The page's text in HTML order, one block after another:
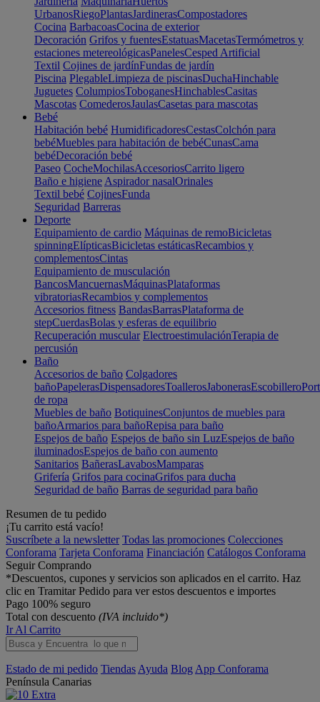
UrbanosRiegoPlantasJardinerasCompostadores
Cocina BarbacoasCocina de exterior
Decoración Grifos y fuentesEstatuasMacetasTermómetros y
estaciones metereológicasPanelesCesped Artificial
Textil Cojines de jardínFundas de jardín
Piscina PlegableLimpieza de piscinasDuchaHinchable
Juguetes ColumpiosToboganesHinchablesCasitas
Mascotas ComederosJaulasCasetas para mascotas
Bebé
Habitación bebé HumidificadoresCestasColchón para
bebéMuebles para habitación de bebéCunasCama
bebéDecoración bebé
Paseo CocheMochilasAccesoriosCarrito ligero
Baño e higiene Aspirador nasalOrinales
Textil bebé CojinesFunda
Seguridad Barreras
Deporte
Equipamiento de cardio Máquinas de remoBicicletas
spinningElípticasBicicletas estáticasRecambios y
complementosCintas
Equipamiento de musculación
BancosMancuernasMáquinasPlataformas
vibratoriasRecambios y complementos
Accesorios fitness BandasBarrasPlataforma de
stepCuerdasBolas y esferas de equilibrio
Recuperación muscular ElectroestimulaciónTerapia de
percusión
Baño
Accesorios de baño Colgadores
bañoPapelerasDispensadoresToallerosJabonerasEscobillero
de ropa
Muebles de baño BotiquinesConjuntos de muebles para
bañoArmarios para bañoRepisa para baño
Espejos de baño Espejos de baño sin LuzEspejos de baño
iluminadosEspejos de baño con aumento
Sanitarios BañerasLavabosMamparas
Grifería Grifos para cocinaGrifos para ducha
Seguridad de baño Barras de seguridad para baño
Resumen de tu pedido
¡Tu carrito está vacío!
Suscríbete a la newsletter Todas las promociones Colecciones
Conforama Tarjeta Conforama Financiación Catálogos Conforama
Seguir Comprando
*Descuentos, cupones y servicios son aplicados en el carrito. Haz
clic en Tramitar Pedido para ver estos descuentos e importes
Pago 100% seguro
Total con descuento (IVA incluido*)
Ir Al Carrito
Estado de mi pedido Tiendas Ayuda Blog App Conforama
Península Canarias